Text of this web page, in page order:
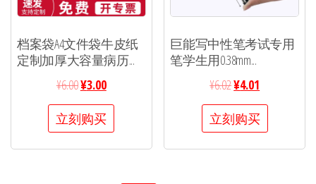
档案袋A4文件袋牛皮纸
定制加厚大容量病历...
¥6.00¥3.00
立刻购买
巨能写中性笔考试专用
笔学生用0.38mm...
¥6.02¥4.01
立刻购买